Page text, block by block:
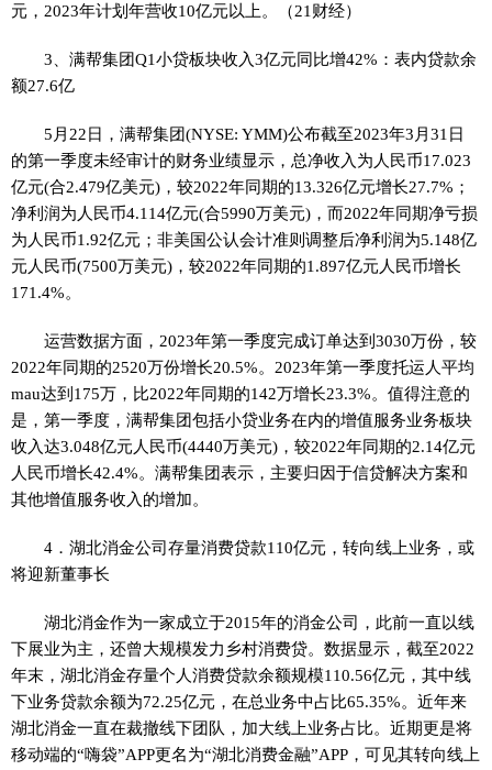
元，2023年计划年营收10亿元以上。（21财经）
3、满帮集团Q1小贷板块收入3亿元同比增42%：表内贷款余
额27.6亿
5月22日，满帮集团(NYSE: YMM)公布截至2023年3月31日
的第一季度未经审计的财务业绩显示，总净收入为人民币17.023
亿元(合2.479亿美元)，较2022年同期的13.326亿元增长27.7%；
净利润为人民币4.114亿元(合5990万美元)，而2022年同期净亏损
为人民币1.92亿元；非美国公认会计准则调整后净利润为5.148亿
元人民币(7500万美元)，较2022年同期的1.897亿元人民币增长
171.4%。
运营数据方面，2023年第一季度完成订单达到3030万份，较
2022年同期的2520万份增长20.5%。2023年第一季度托运人平均
mau达到175万，比2022年同期的142万增长23.3%。值得注意的
是，第一季度，满帮集团包括小贷业务在内的增值服务业务板块
收入达3.048亿元人民币(4440万美元)，较2022年同期的2.14亿元
人民币增长42.4%。满帮集团表示，主要归因于信贷解决方案和
其他增值服务收入的增加。
4．湖北消金公司存量消费贷款110亿元，转向线上业务，或
将迎新董事长
湖北消金作为一家成立于2015年的消金公司，此前一直以线
下展业为主，还曾大规模发力乡村消费贷。数据显示，截至2022
年末，湖北消金存量个人消费贷款余额规模110.56亿元，其中线
下业务贷款余额为72.25亿元，在总业务中占比65.35%。近年来
湖北消金一直在裁撤线下团队，加大线上业务占比。近期更是将
移动端的“嗨袋”APP更名为“湖北消费金融”APP，可见其转向线上